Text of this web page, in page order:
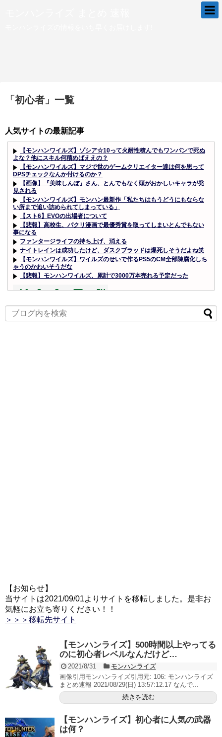
「 初心者 」 一覧
人気サイトの最新記事
【モンハンワイルズ】ゾシア☆10って火耐性積んでもワンパンで死ぬ
よな？他にスキル何積めばええの？
【モンハンワイルズ】マジで世のゲームクリエイター達は何を思って
DPSチェックなんか付けるのか？
【画像】『美味しんぼ』さん、とんでもなく頭がおかしいキャラが発
見される
【モンハンワイルズ】モンハン最新作「私たちはもうどうにもならな
い所まで追い詰められてしまっている」
【スト6】EVOの出場者について
【悲報】高校生、パクリ漫画で最優秀賞を取ってしまいとんでもない
事になる
ファンタージライフの持ち上げ、消える
ナイトレインは成功したけど、ダスクブラッドは爆死しそうだよね笑
【モンハンワイルズ】ワイルズのせいで作るPS5のCM全部陳腐化しち
ゃうのかわいそうだな
【悲報】モンハンワイルズ、累計で3000万本売れる予定だった
【お知らせ】
当サイトは2021/09/01よりサイトを移転しました。是非お
気軽にお立ち寄りください！！
＞＞＞移転先サイト
【モンハンライズ】500時間以上やってる
のに初心者レベルなんだけど…
2021/8/31
モンハンライズ
画像引用モンハンライズ引用元: 106: モンハンライズ
まとめ速報 2021/08/29(日) 13:57:12.17 なんで...
続きを読む
【モンハンライズ】初心者に人気の武器
は何？